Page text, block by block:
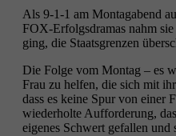
Als 9-1-1 am Montagabend
FOX-Erfolgsdramas nahm
ging, die Staatsgrenzen
Die Folge vom Montag – es
Frau zu helfen, die sich mit
dass es keine Spur von einer
wiederholte Aufforderung,
eigenes Schwert gefallen